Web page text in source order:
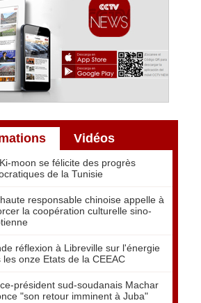
Vidéos
moon se félicite des progrès
de la Tunisie
responsable chinoise appelle à
la coopération culturelle sino-
réflexion à Libreville sur l'énergie
les onze Etats de la CEEAC
président sud-soudanais Machar
"son retour imminent à Juba"